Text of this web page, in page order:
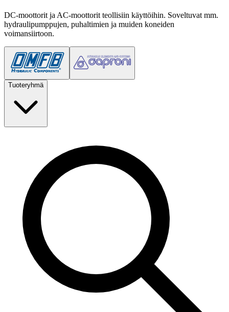
DC-moottorit ja AC-moottorit teollisiin käyttöihin. Soveltuvat mm.
hydraulipumppujen, puhaltimien ja muiden koneiden
voimansiirtoon.
Tuoteryhmä